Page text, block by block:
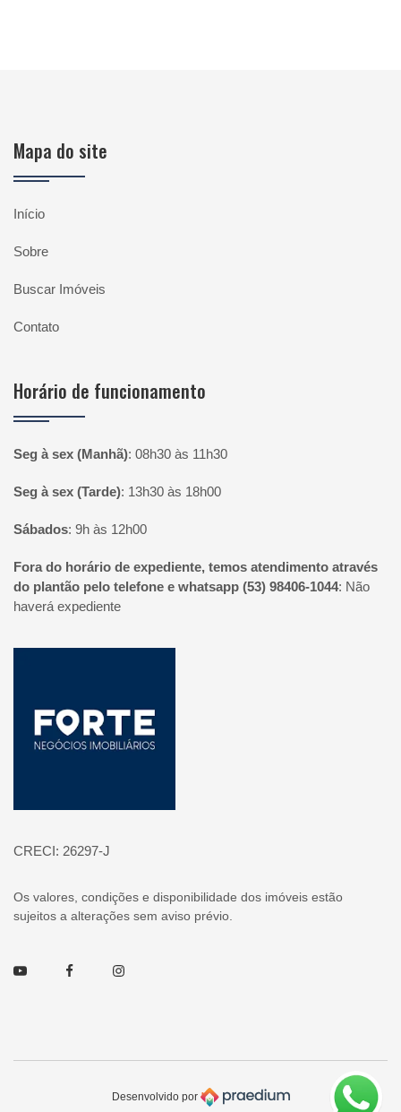
Mapa do site
Início
Sobre
Buscar Imóveis
Contato
Horário de funcionamento
Seg à sex (Manhã): 08h30 às 11h30
Seg à sex (Tarde): 13h30 às 18h00
Sábados: 9h às 12h00
Fora do horário de expediente, temos atendimento através
do plantão pelo telefone e whatsapp (53) 98406-1044: Não
haverá expediente
CRECI: 26297-J
Os valores, condições e disponibilidade dos imóveis estão
sujeitos a alterações sem aviso prévio.
Youtube FacebookInstagram
Desenvolvido por